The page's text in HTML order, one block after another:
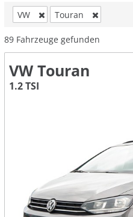
VW Touran
89 Fahrzeuge gefunden
VW Touran
1.2 TSI